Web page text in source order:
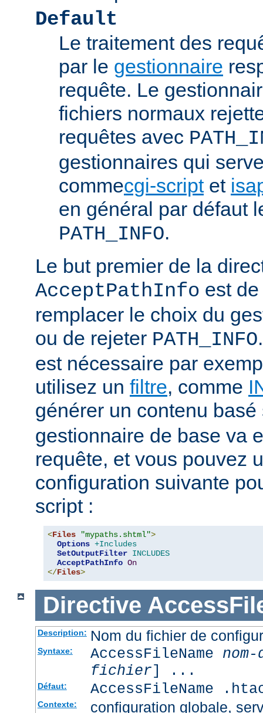
Default
Le traitement des
par le gestionnaire
requête. Le
fichiers normaux
requêtes avec
gestionnaires qui
commecgi-scriptet
en général par défaut
PATH_INFO.
Le but premier de la
AcceptPathInfo est
remplacer le choix du
ou de rejeter PATH_INFO
est nécessaire par
utilisez un filtre, comme
générer un contenu
gestionnaire de base va
requête, et vous pouvez
configuration suivante
script :
<Files "mypaths.shtml">
Options +Includes
SetOutputFilter INCLUDES
AcceptPathInfo On
</Files>
Directive
Description: Nom du fichier de
Syntaxe: AccessFileName
fichier] ...
Défaut: AccessFileName
Contexte: configuration globale,